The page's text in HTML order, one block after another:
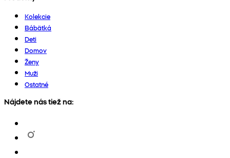
Kolekcie
Bábätká
Deti
Domov
Ženy
Muži
Ostatné
Nájdete nás tiež na: